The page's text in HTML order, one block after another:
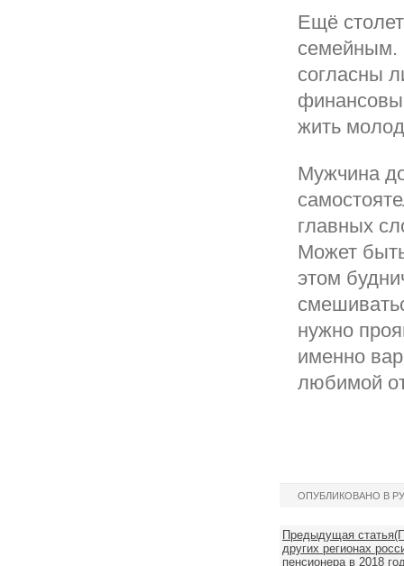
Ещё
семейным.
согласны
жить
Мужчина
главных
Может
этом
нужно
именно
любимой
ОПУБЛИКОВАНО В
Предыдущая
других регионах
пенсионера в 2018